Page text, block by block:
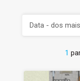
1
Data - dos